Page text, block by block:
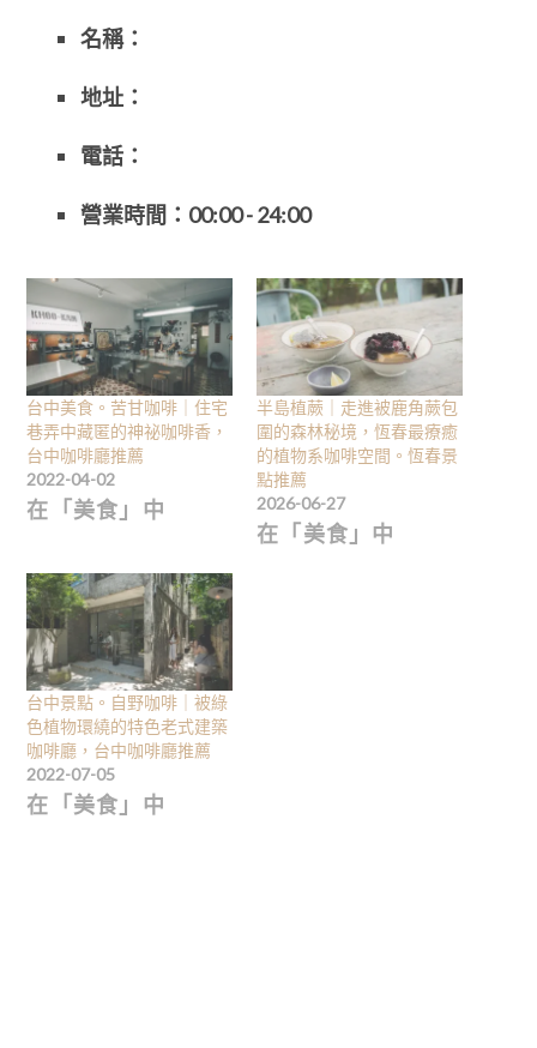
名稱：
地址：
電話：
營業時間： 00:00 - 24:00
台中美食。苦甘咖啡｜住宅
巷弄中藏匿的神祕咖啡香，
台中咖啡廳推薦
2022-04-02
在「美食」中
半島植蕨｜走進被鹿角蕨包
圍的森林秘境，恆春最療癒
的植物系咖啡空間。恆春景
點推薦
2026-06-27
在「美食」中
台中景點。自野咖啡｜被綠
色植物環繞的特色老式建築
咖啡廳，台中咖啡廳推薦
2022-07-05
在「美食」中